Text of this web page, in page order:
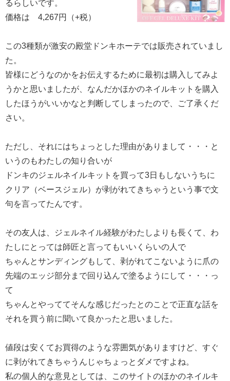
るらしいです。
価格は 4,267円（+税）
この3種類が激安の殿堂ドンキホーテでは販売されていまし
た。
皆様にどうなのかをお伝えするために最初は購入してみよ
うかと思いましたが、なんだかほかのネイルキットを購入
したほうがいいかなと判断してしまったので、ご了承くだ
さい。
ただし、それにはちょっとした理由がありまして・・・と
いうのもわたしの知り合いが
ドンキのジェルネイルキットを買って3日もしないうちに
クリア（ベースジェル）が剥がれてきちゃうという事で文
句を言ってたんです。
その友人は、ジェルネイル経験がわたしよりも長くて、わ
たしにとっては師匠と言ってもいいくらいの人で
ちゃんとサンディングもして、剥がれてこないように爪の
先端のエッジ部分まで回り込んで塗るようにして・・・っ
て
ちゃんとやっててそんな感じだったとのことで正直な話を
それを買う前に聞いて良かったと思いました。
値段は安くてお買得のような雰囲気がありますけど、すぐ
に剥がれてきちゃうんじゃちょっとダメですよね。
私の個人的な意見としては、このサイトのほかのネイルキ